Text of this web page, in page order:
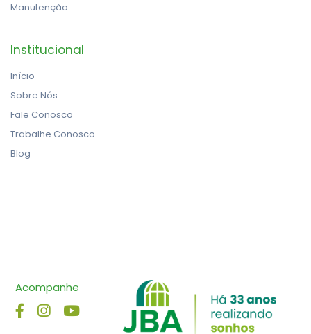
Manutenção
Institucional
Início
Sobre Nós
Fale Conosco
Trabalhe Conosco
Blog
Acompanhe